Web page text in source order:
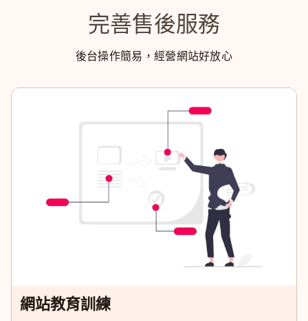
完善售後服務
後台操作簡易，經營網站好放心
網站教育訓練